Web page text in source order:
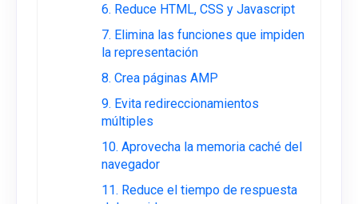
6. Reduce HTML, CSS y Javascript
7. Elimina las funciones que impiden
la representación
8. Crea páginas AMP
9. Evita redireccionamientos
múltiples
10. Aprovecha la memoria caché del
navegador
11. Reduce el tiempo de respuesta